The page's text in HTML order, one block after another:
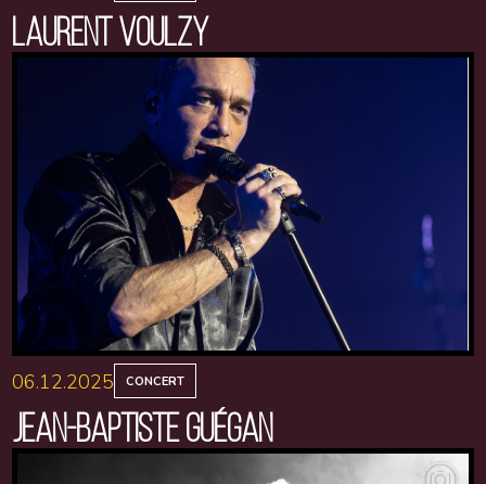
LAURENT VOULZY
06.12.2025 CONCERT
JEAN-BAPTISTE GUÉGAN